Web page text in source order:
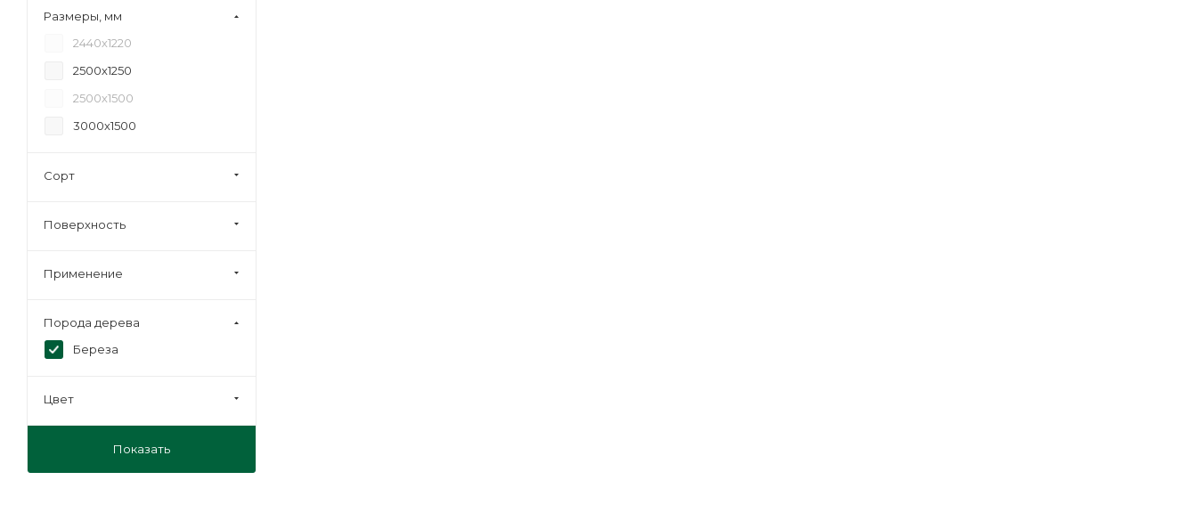
Размеры, мм
2440х1220
2500х1250
2500х1500
3000х1500
Сорт
Поверхность
Применение
Порода дерева
Береза
Цвет
Показать